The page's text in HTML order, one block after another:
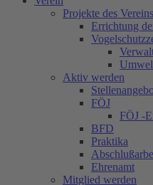
Projekte des Vereins
Errichtung
Aktiv werden
FÖJ
FÖJ -
BFD
Praktika
Ehrenamt
Mitglied werden